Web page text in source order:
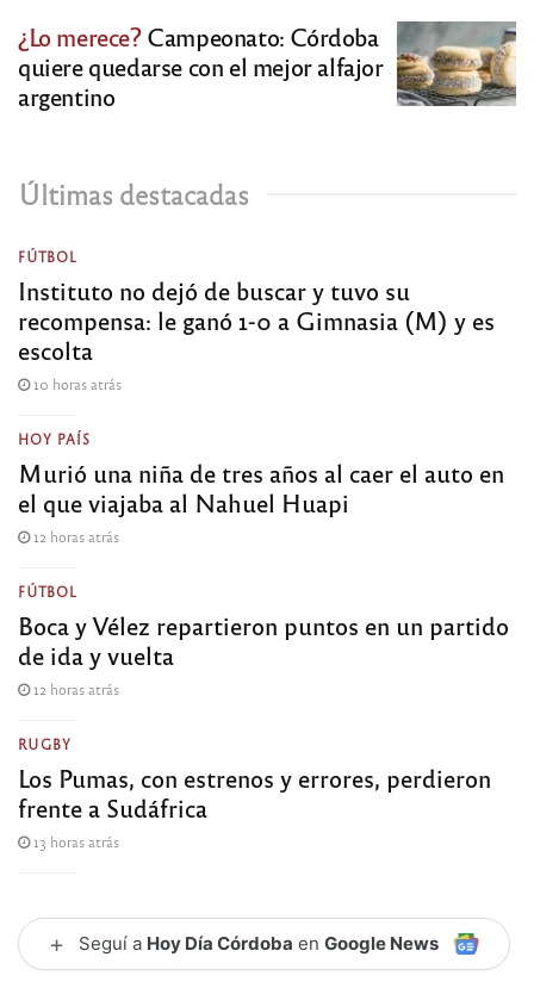
¿Lo merece?Campeonato: Córdoba
quiere quedarse con el mejor alfajor
argentino
Últimas destacadas
FÚTBOL
Instituto no dejó de buscar y tuvo su
recompensa: le ganó 1-0 a Gimnasia (M) y es
escolta
10 horas atrás
HOY PAÍS
Murió una niña de tres años al caer el auto en
el que viajaba al Nahuel Huapi
12 horas atrás
FÚTBOL
Boca y Vélez repartieron puntos en un partido
de ida y vuelta
12 horas atrás
RUGBY
Los Pumas, con estrenos y errores, perdieron
frente a Sudáfrica
13 horas atrás
+ Seguí a Hoy Día Córdoba en Google News